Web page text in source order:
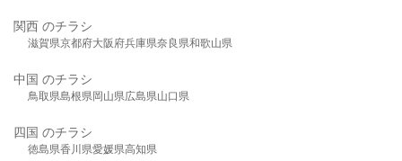
関西 のチラシ
滋賀県京都府大阪府兵庫県奈良県和歌山県
中国 のチラシ
鳥取県島根県岡山県広島県山口県
四国 のチラシ
徳島県香川県愛媛県高知県